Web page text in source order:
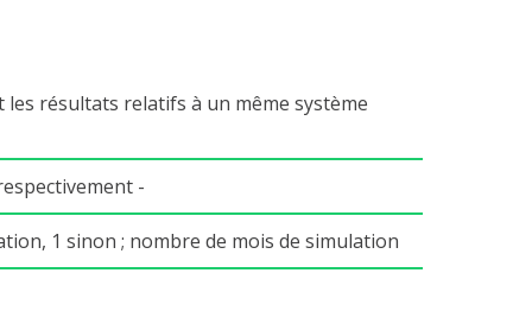
résultats relatifs à un même système
-
1 sinon ; nombre de mois de simulation